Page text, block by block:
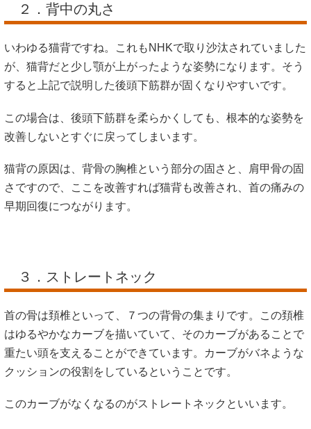
２．背中の丸さ
いわゆる猫背ですね。これもNHKで取り沙汰されていました
が、猫背だと少し顎が上がったような姿勢になります。そう
すると上記で説明した後頭下筋群が固くなりやすいです。
この場合は、後頭下筋群を柔らかくしても、根本的な姿勢を
改善しないとすぐに戻ってしまいます。
猫背の原因は、背骨の胸椎という部分の固さと、肩甲骨の固
さですので、ここを改善すれば猫背も改善され、首の痛みの
早期回復につながります。
３．ストレートネック
首の骨は頚椎といって、７つの背骨の集まりです。この頚椎
はゆるやかなカーブを描いていて、そのカーブがあることで
重たい頭を支えることができています。カーブがバネような
クッションの役割をしているということです。
このカーブがなくなるのがストレートネックといいます。